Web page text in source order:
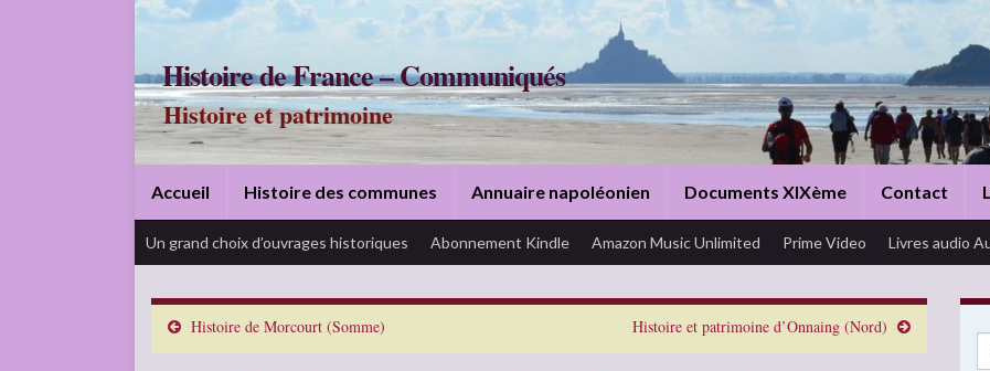
Histoire de France – Communiqués
Histoire et patrimoine
Accueil Histoire des communes Annuaire napoléonien Documents XIXème Contact
Un grand choix d’ouvrages historiques Abonnement Kindle Amazon Music Unlimited Prime Video Livres audio
Histoire de Morcourt (Somme) Histoire et patrimoine d’Onnaing (Nord)